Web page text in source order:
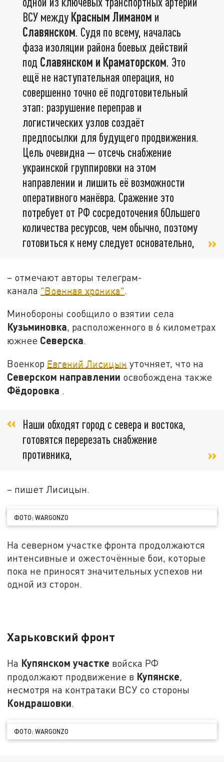
ВСУ между Красным Лиманом и
Славянском. Судя по всему, началась
фаза изоляции района боевых действий
под Славянском и Краматорском. Это
ещё не наступательная операция, но
совершенно точно её подготовительный
этап: разрушение переправ и
логистических узлов создаёт
предпосылки для будущего продвижения.
Цель очевидна — отсечь снабжение
украинской группировки на этом
направлении и лишить её возможности
оперативного манёвра. Сражение это
потребует от РФ сосредоточения бОльшего
количества ресурсов, чем обычно, поэтому
готовиться к нему следует основательно,
– отмечают авторы телеграм-
канала "Военная хроника".
Минобороны сообщило о взятии села
Кузьминовка, расположенного в 6 километрах
южнее Северска.
Военкор Евгений Лисицын уточняет, что на
Северском направлении освобождена также
Фёдоровка .
Наши обходят город с севера и востока,
готовятся перерезать снабжение
противника,
– пишет Лисицын.
ФОТО: WARGONZO
На северном участке фронта продолжаются
интенсивные и ожесточённые бои, которые
пока не приносят значительных успехов ни
одной из сторон.
Харьковский фронт
На Купянском участке войска РФ
продолжают продвижение в Купянске,
несмотря на контратаки ВСУ со стороны
Кондрашовки.
ФОТО: WARGONZO